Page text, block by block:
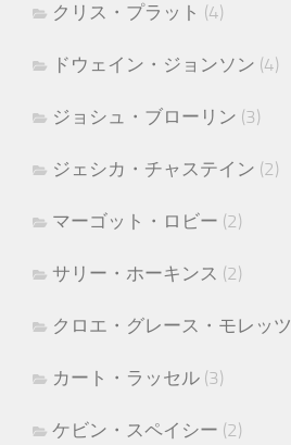
クリス・プラット (4)
ドウェイン・ジョンソン (4)
ジョシュ・ブローリン (3)
ジェシカ・チャステイン (2)
マーゴット・ロビー (2)
サリー・ホーキンス (2)
クロエ・グレース・モレッツ
カート・ラッセル (3)
ケビン・スペイシー (2)